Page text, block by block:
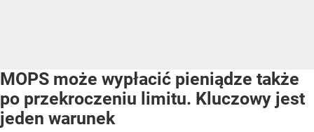
MOPS może wypłacić pieniądze także
po przekroczeniu limitu. Kluczowy jest
jeden warunek